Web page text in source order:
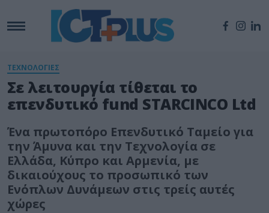
ΤΕΧΝΟΛΟΓΙΕΣ
Σε λειτουργία τίθεται το
επενδυτικό fund STARCINCO Ltd
Ένα πρωτοπόρο Επενδυτικό Ταμείο για
την Άμυνα και την Τεχνολογία σε
Ελλάδα, Κύπρο και Αρμενία, με
δικαιούχους το προσωπικό των
Ενόπλων Δυνάμεων στις τρείς αυτές
χώρες